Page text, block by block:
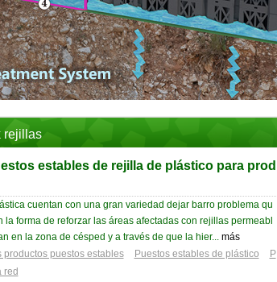
rejillas
estables de rejilla de plástico para prod
cuentan con una gran variedad dejar barro problema qu
la forma de reforzar las áreas afectadas con rejillas permeabl
en la zona de césped y a través de que la hier... más
productos puestos estables Puestos estables de plástico
P
red